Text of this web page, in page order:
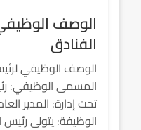
الوصف
الفنادق
الوصف الوظيفي
المسمى الوظيفي:
تحت إدارة: المدير
الوظيفة: يتولى